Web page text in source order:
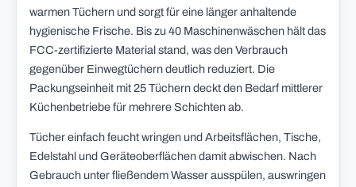
warmen Tüchern und sorgt für eine länger anhaltende
hygienische Frische. Bis zu 40 Maschinenwäschen hält das
FCC-zertifizierte Material stand, was den Verbrauch
gegenüber Einwegtüchern deutlich reduziert. Die
Packungseinheit mit 25 Tüchern deckt den Bedarf mittlerer
Küchenbetriebe für mehrere Schichten ab.
Tücher einfach feucht wringen und Arbeitsflächen, Tische,
Edelstahl und Geräteoberflächen damit abwischen. Nach
Gebrauch unter fließendem Wasser ausspülen, auswringen